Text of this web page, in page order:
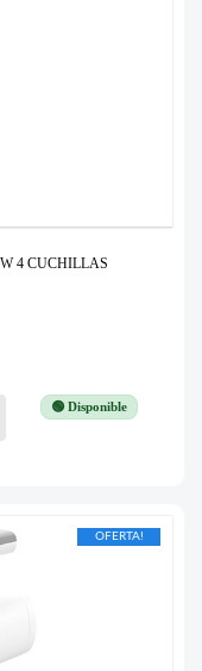
4 CUCHILLAS
🟢 Disponible
OFERTA!